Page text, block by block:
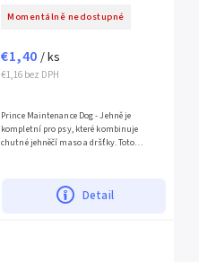
Momentálně nedostupné
€1,16 bez DPH
€1,40 / ks
Detail
Prince Maintenance Dog - Jehně je
kompletní pro psy, které kombinuje
chutné jehněčí maso a dršťky. Toto